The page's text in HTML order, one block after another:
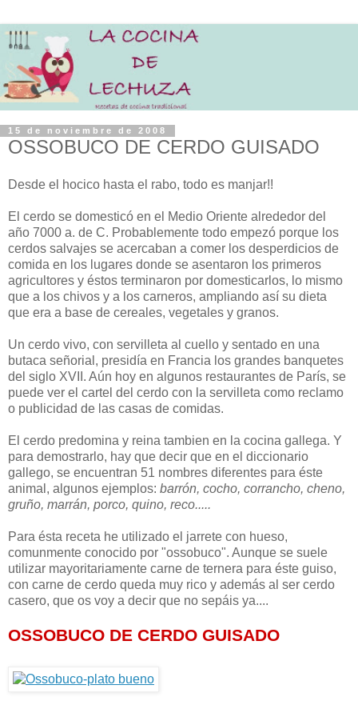
15 de noviembre de 2008
OSSOBUCO DE CERDO GUISADO
Desde el hocico hasta el rabo, todo es manjar!!
El cerdo se domesticó en el Medio Oriente alrededor del
año 7000 a. de C. Probablemente todo empezó porque los
cerdos salvajes se acercaban a comer los desperdicios de
comida en los lugares donde se asentaron los primeros
agricultores y éstos terminaron por domesticarlos, lo mismo
que a los chivos y a los carneros, ampliando así su dieta
que era a base de cereales, vegetales y granos.
Un cerdo vivo, con servilleta al cuello y sentado en una
butaca señorial, presidía en Francia los grandes banquetes
del siglo XVII. Aún hoy en algunos restaurantes de París, se
puede ver el cartel del cerdo con la servilleta como reclamo
o publicidad de las casas de comidas.
El cerdo predomina y reina tambien en la cocina gallega. Y
para demostrarlo, hay que decir que en el diccionario
gallego, se encuentran 51 nombres diferentes para éste
animal, algunos ejemplos: barrón, cocho, corrancho, cheno,
gruño, marrán, porco, quino, reco.....
Para ésta receta he utilizado el jarrete con hueso,
comunmente conocido por "ossobuco". Aunque se suele
utilizar mayoritariamente carne de ternera para éste guiso,
con carne de cerdo queda muy rico y además al ser cerdo
casero, que os voy a decir que no sepáis ya....
OSSOBUCO DE CERDO GUISADO